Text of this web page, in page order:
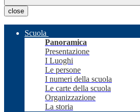
close
Scuola
Panoramica
Presentazione
I Luoghi
Le persone
I numeri della scuola
Le carte della scuola
Organizzazione
La storia